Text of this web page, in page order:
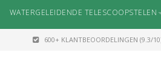
WATERGELEIDENDE TELESCOOPSTELEN
600+ KLANTBEOORDELINGEN (9.3/